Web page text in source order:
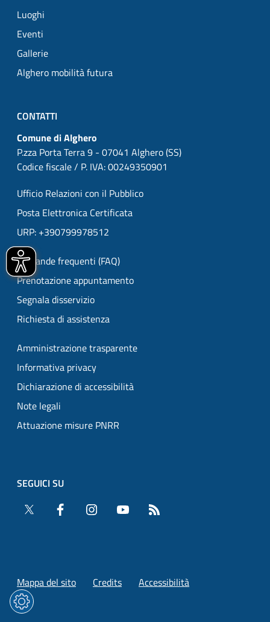
Luoghi
Eventi
Gallerie
Alghero mobilità futura
CONTATTI
Comune di Alghero
P.zza Porta Terra 9 - 07041 Alghero (SS)
Codice fiscale / P. IVA: 00249350901
Ufficio Relazioni con il Pubblico
Posta Elettronica Certificata
URP: +390799978512
Domande frequenti (FAQ)
Prenotazione appuntamento
Segnala disservizio
Richiesta di assistenza
Amministrazione trasparente
Informativa privacy
Dichiarazione di accessibilità
Note legali
Attuazione misure PNRR
SEGUICI SU
Twitter
Facebook Instagram YouTube
Mappa del sito Credits Accessibilità